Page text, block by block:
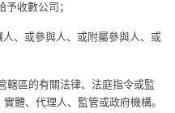
收數公司；
、或參與人、或附屬參與人、或
轄區的有關法律、法庭指令或監
體、代理人、監管或政府機構。